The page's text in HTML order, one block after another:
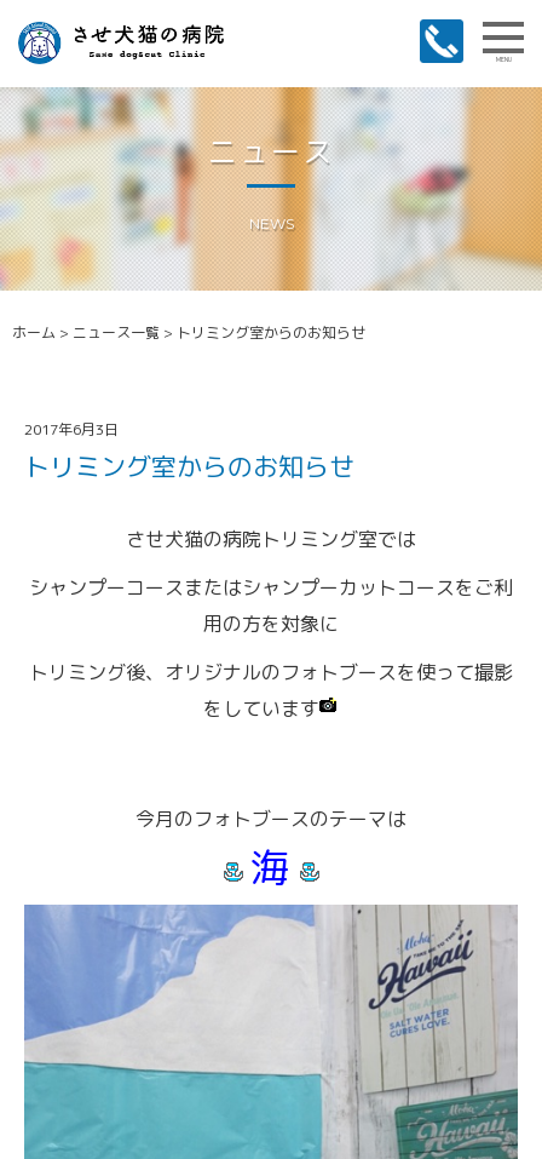
MENU
ニュース
NEWS
ホーム > ニュース一覧 > トリミング室からのお知らせ
2017年6月3日
トリミング室からのお知らせ
させ犬猫の病院トリミング室では
シャンプーコースまたはシャンプーカットコースをご利
用の方を対象に
トリミング後、オリジナルのフォトブースを使って撮影
をしています
今月のフォトブースのテーマは
海